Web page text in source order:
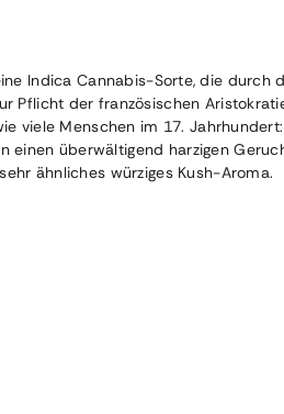
Indica Cannabis-Sorte, die
Pflicht der französischen
viele Menschen im 17.
überwältigend harzigen
ähnliches würziges Kush-Aroma.